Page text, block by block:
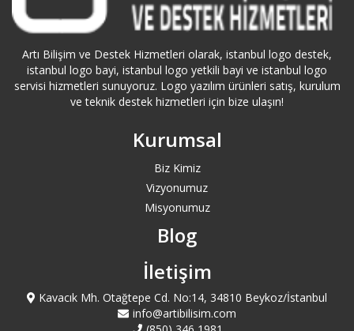
Ataköy Logo Servisi
Ataşehir Logo Servisi
Aydın Logo Servisi
Azerbaycan Logo Servisi
Bahçelievler Logo Servisi
Bakırköy Logo Servisi
Artı Bilişim ve Destek Hizmetleri olarak, istanbul logo destek,
istanbul logo bayi, istanbul logo yetkili bayi ve istanbul logo
servisi hizmetleri sunuyoruz. Logo yazılım ürünleri satış, kurulum
ve teknik destek hizmetleri için bize ulaşın!
Kurumsal
Biz Kimiz
Vizyonumuz
Misyonumuz
Blog
İletişim
Kavacık Mh. Otağtepe Cd. No:14, 34810 Beykoz/İstanbul
info@artibilisim.com